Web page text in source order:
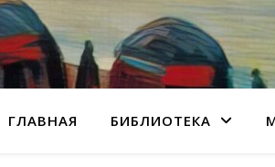
ГЛАВНАЯ БИБЛИОТЕКА